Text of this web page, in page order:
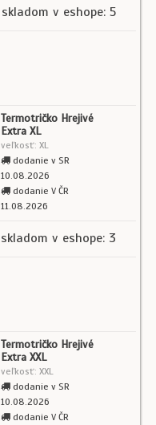
skladom v eshope: 5
Termotričko Hrejivé
Extra XL
veľkosť: XL
dodanie v SR
10.08.2026
dodanie V ČR
11.08.2026
skladom v eshope: 3
Termotričko Hrejivé
Extra XXL
veľkosť: XXL
dodanie v SR
10.08.2026
dodanie V ČR